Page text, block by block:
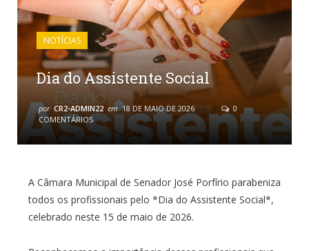
NOTÍCIAS
Dia do Assistente Social
por CR2-ADMIN22 em 18 DE MAIO DE 2026
0
COMENTÁRIOS
A Câmara Municipal de Senador José Porfírio parabeniza
todos os profissionais pelo *Dia do Assistente Social*,
celebrado neste 15 de maio de 2026.